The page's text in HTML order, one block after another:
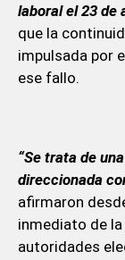
laboral el 23 de
que la
impulsada por
ese fallo.
“Se trata de
direccionada
afirmaron
inmediato de
autoridades